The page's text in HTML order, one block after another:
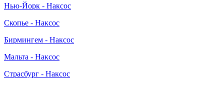
Нью-Йорк - Наксос
Скопье - Наксос
Бирмингем - Наксос
Мальта - Наксос
Страсбург - Наксос